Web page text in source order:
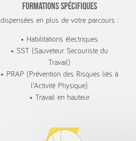
Formations spécifiques
dispensées en plus de votre parcours :
Habilitations électriques
SST (Sauveteur Secouriste du
Travail)
PRAP (Prévention des Risques liés à
l’Activité Physique)
Travail en hauteur